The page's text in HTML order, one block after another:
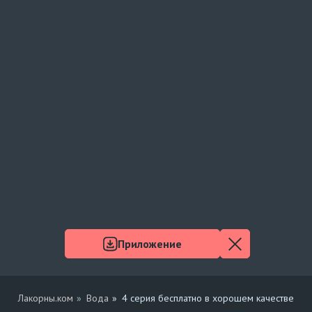
Лакорны.ком Вода 4 серия бесплатно в хорошем качестве
Приложение